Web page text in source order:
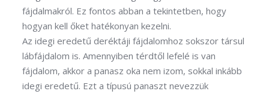
fájdalmakról. Ez fontos abban a tekintetben, hogy
hogyan kell őket hatékonyan kezelni.
Az idegi eredetű deréktáji fájdalomhoz sokszor társul
lábfájdalom is. Amennyiben térdtől lefelé is van
fájdalom, akkor a panasz oka nem izom, sokkal inkább
idegi eredetű. Ezt a típusú panaszt nevezzük